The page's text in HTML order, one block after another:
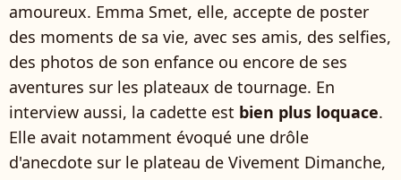
amoureux. Emma Smet, elle, accepte de poster
des moments de sa vie, avec ses amis, des selfies,
des photos de son enfance ou encore de ses
aventures sur les plateaux de tournage. En
interview aussi, la cadette est bien plus loquace.
Elle avait notamment évoqué une drôle
d'anecdote sur le plateau de Vivement Dimanche,